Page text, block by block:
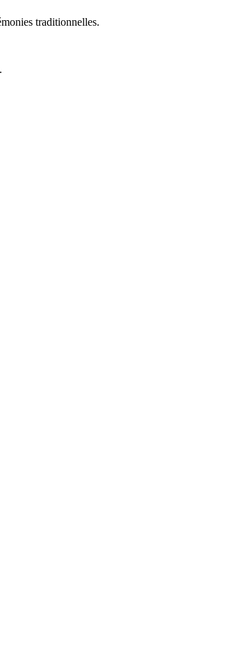
traditionnelles.